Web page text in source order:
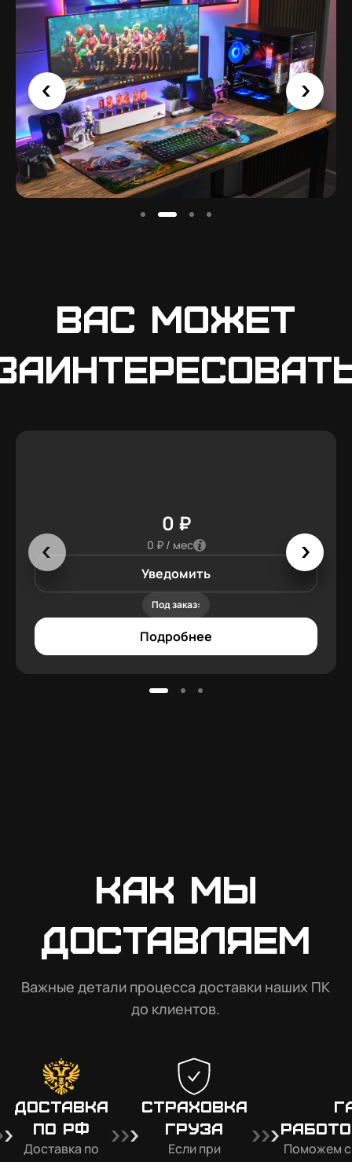
Вас может
0 ₽
0 ₽ / мес
Уведомить
Под заказ:
Подробнее
Как мы
доставляем
Важные детали процесса доставки наших ПК
до клиентов.
Доставка
по РФ
Доставка по
Страховка
груза
Если при
Поможем